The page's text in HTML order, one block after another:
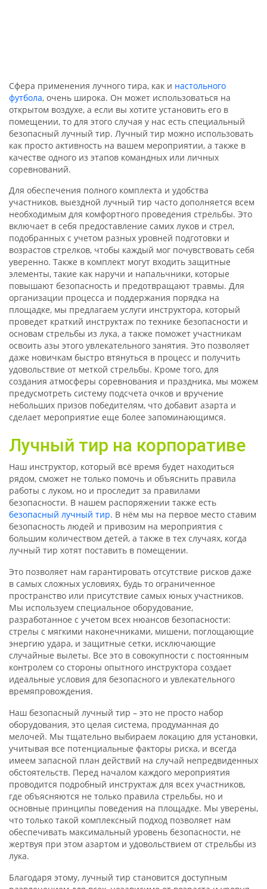
Сфера применения лучного тира, как и настольного
футбола, очень широка. Он может использоваться на
открытом воздухе, а если вы хотите установить его в
помещении, то для этого случая у нас есть специальный
безопасный лучный тир. Лучный тир можно использовать
как просто активность на вашем мероприятии, а также в
качестве одного из этапов командных или личных
соревнований.
Для обеспечения полного комплекта и удобства
участников, выездной лучный тир часто дополняется всем
необходимым для комфортного проведения стрельбы. Это
включает в себя предоставление самих луков и стрел,
подобранных с учетом разных уровней подготовки и
возрастов стрелков, чтобы каждый мог почувствовать себя
уверенно. Также в комплект могут входить защитные
элементы, такие как наручи и напальчники, которые
повышают безопасность и предотвращают травмы. Для
организации процесса и поддержания порядка на
площадке, мы предлагаем услуги инструктора, который
проведет краткий инструктаж по технике безопасности и
основам стрельбы из лука, а также поможет участникам
освоить азы этого увлекательного занятия. Это позволяет
даже новичкам быстро втянуться в процесс и получить
удовольствие от меткой стрельбы. Кроме того, для
создания атмосферы соревнования и праздника, мы можем
предусмотреть систему подсчета очков и вручение
небольших призов победителям, что добавит азарта и
сделает мероприятие еще более запоминающимся.
Лучный тир на корпоративе
Наш инструктор, который всё время будет находиться
рядом, сможет не только помочь и объяснить правила
работы с луком, но и проследит за правилами
безопасности. В нашем распоряжении также есть
безопасный лучный тир. В нём мы на первое место ставим
безопасность людей и привозим на мероприятия с
большим количеством детей, а также в тех случаях, когда
лучный тир хотят поставить в помещении.
Это позволяет нам гарантировать отсутствие рисков даже
в самых сложных условиях, будь то ограниченное
пространство или присутствие самых юных участников.
Мы используем специальное оборудование,
разработанное с учетом всех нюансов безопасности:
стрелы с мягкими наконечниками, мишени, поглощающие
энергию удара, и защитные сетки, исключающие
случайные вылеты. Все это в совокупности с постоянным
контролем со стороны опытного инструктора создает
идеальные условия для безопасного и увлекательного
времяпровождения.
Наш безопасный лучный тир – это не просто набор
оборудования, это целая система, продуманная до
мелочей. Мы тщательно выбираем локацию для установки,
учитывая все потенциальные факторы риска, и всегда
имеем запасной план действий на случай непредвиденных
обстоятельств. Перед началом каждого мероприятия
проводится подробный инструктаж для всех участников,
где объясняются не только правила стрельбы, но и
основные принципы поведения на площадке. Мы уверены,
что только такой комплексный подход позволяет нам
обеспечивать максимальный уровень безопасности, не
жертвуя при этом азартом и удовольствием от стрельбы из
лука.
Благодаря этому, лучный тир становится доступным